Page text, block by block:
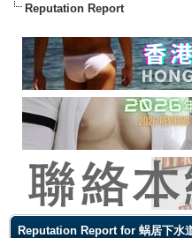
Reputation Report
Reputation Report for 蜗居下水